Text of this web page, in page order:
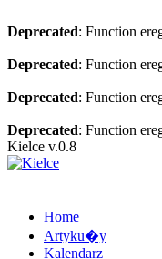
Deprecated: Function
Deprecated: Function
Deprecated: Function
Deprecated: Function
Kielce v.0.8
Home
Artyku�y
Kalendarz